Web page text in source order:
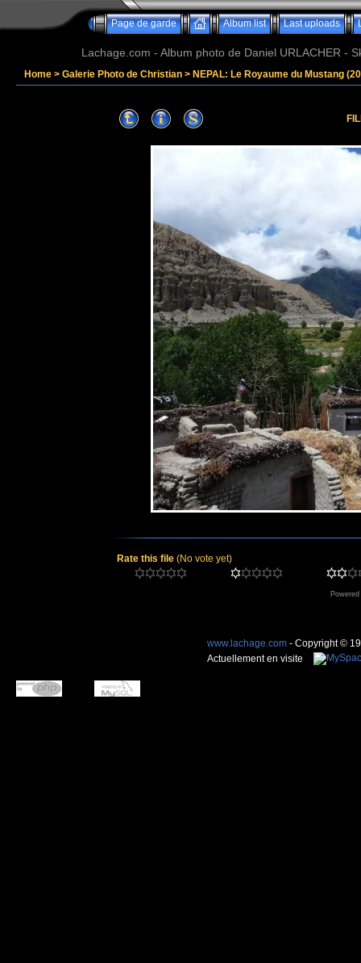
Page de garde Album list Last uploads
Lachage.com - Album photo de Daniel URLACHER -
Home > Galerie Photo de Christian > NEPAL: Le Royaume du Mustang
Rate this file (No vote yet)
www.lachage.com - Copyright ©
Actuellement en visite